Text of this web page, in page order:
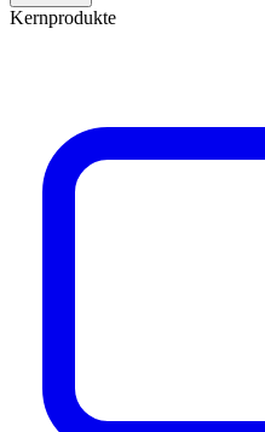
Kernprodukte